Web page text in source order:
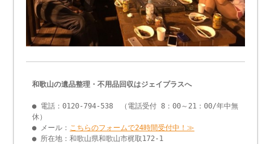
和歌山の遺品整理・不用品回収はジェイプラスへ
● 電話：0120-794-538 （電話受付 8：00～21：00/年中無
休）
● メール： こちらのフォームで24時間受付中！≫
● 所在地：和歌山県和歌山市梶取172-1